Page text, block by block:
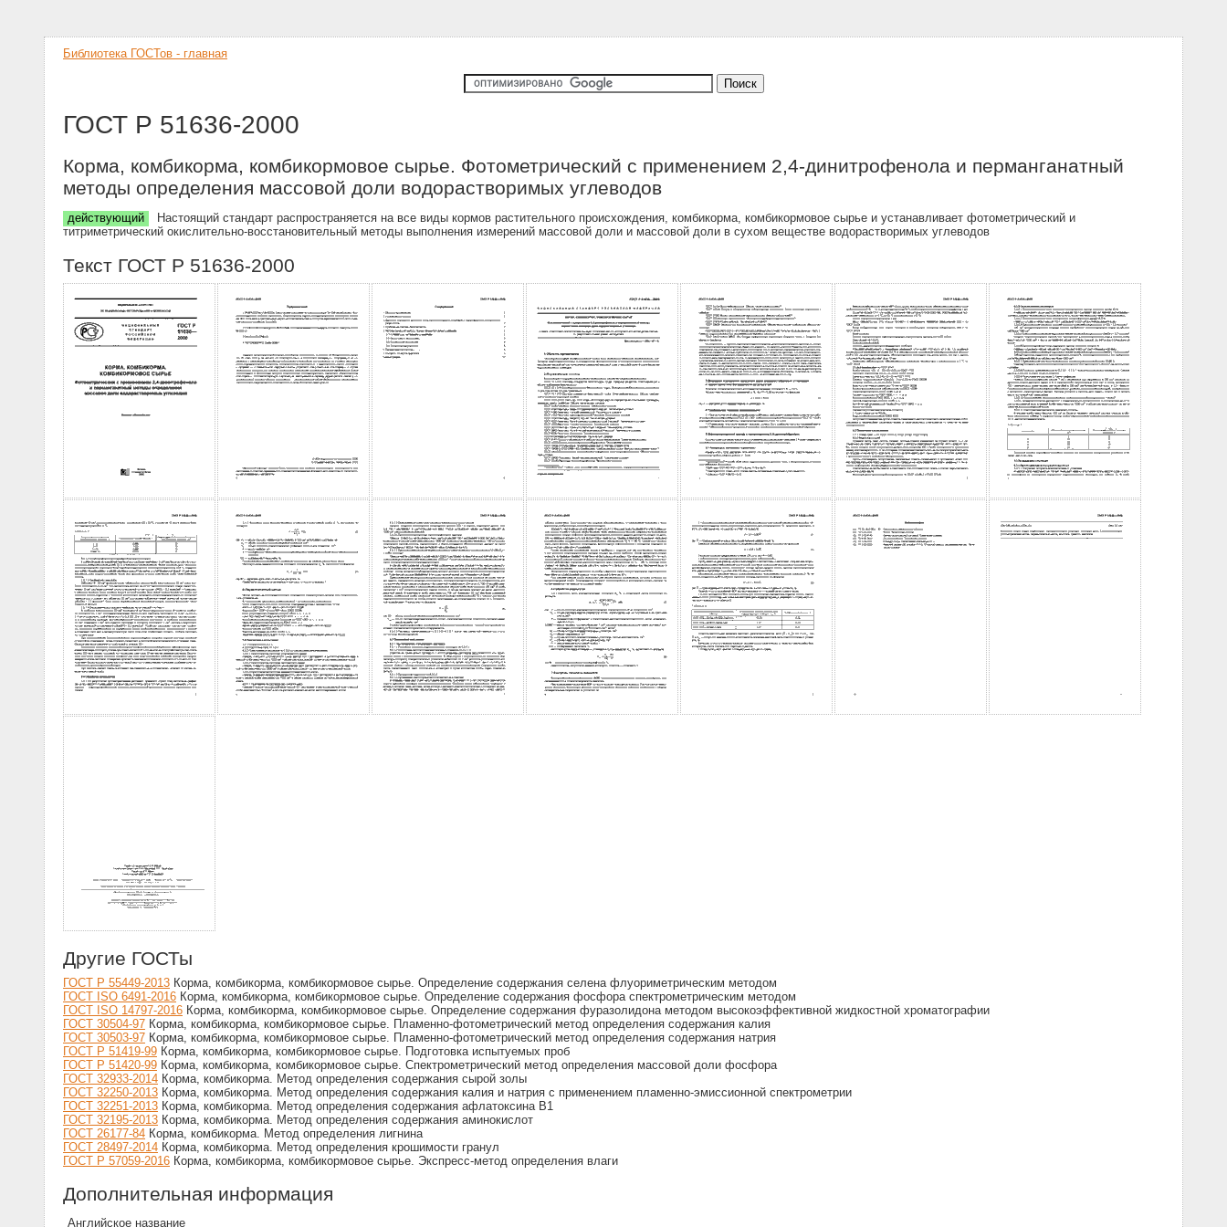
Библиотека ГОСТов - главная
ГОСТ Р 51636-2000
Корма, комбикорма, комбикормовое сырье. Фотометрический с применением 2,4-динитрофенола и перманганатный
методы определения массовой доли водорастворимых углеводов
действующий
Настоящий стандарт распространяется на все виды кормов растительного происхождения, комбикорма, комбикормовое сырье и устанавливает фотометрический и
титриметрический окислительно-восстановительный методы выполнения измерений массовой доли и массовой доли в сухом веществе водорастворимых углеводов
Текст ГОСТ Р 51636-2000
Другие ГОСТы
ГОСТ Р 55449-2013 Корма, комбикорма, комбикормовое сырье. Определение содержания селена флуориметрическим методом
ГОСТ ISO 6491-2016 Корма, комбикорма, комбикормовое сырье. Определение содержания фосфора спектрометрическим методом
ГОСТ ISO 14797-2016 Корма, комбикорма, комбикормовое сырье. Определение содержания фуразолидона методом высокоэффективной жидкостной хроматографии
ГОСТ 30504-97 Корма, комбикорма, комбикормовое сырье. Пламенно-фотометрический метод определения содержания калия
ГОСТ 30503-97 Корма, комбикорма, комбикормовое сырье. Пламенно-фотометрический метод определения содержания натрия
ГОСТ Р 51419-99 Корма, комбикорма, комбикормовое сырье. Подготовка испытуемых проб
ГОСТ Р 51420-99 Корма, комбикорма, комбикормовое сырье. Спектрометрический метод определения массовой доли фосфора
ГОСТ 32933-2014 Корма, комбикорма. Метод определения содержания сырой золы
ГОСТ 32250-2013 Корма, комбикорма. Метод определения содержания калия и натрия с применением пламенно-эмиссионной спектрометрии
ГОСТ 32251-2013 Корма, комбикорма. Метод определения содержания афлатоксина В1
ГОСТ 32195-2013 Корма, комбикорма. Метод определения содержания аминокислот
ГОСТ 26177-84 Корма, комбикорма. Метод определения лигнина
ГОСТ 28497-2014 Корма, комбикорма. Метод определения крошимости гранул
ГОСТ Р 57059-2016 Корма, комбикорма, комбикормовое сырье. Экспресс-метод определения влаги
Дополнительная информация
Английское название